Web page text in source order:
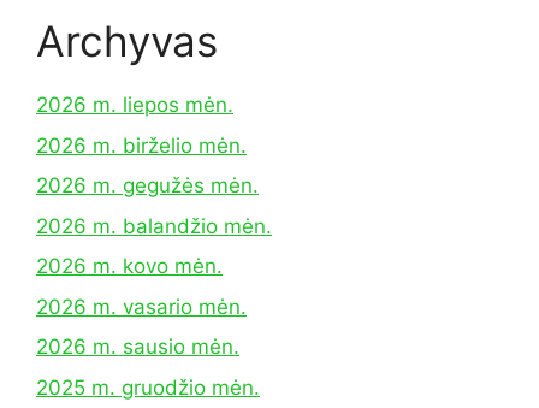
Archyvas
2026 m. liepos mėn.
2026 m. birželio mėn.
2026 m. gegužės mėn.
2026 m. balandžio mėn.
2026 m. kovo mėn.
2026 m. vasario mėn.
2026 m. sausio mėn.
2025 m. gruodžio mėn.